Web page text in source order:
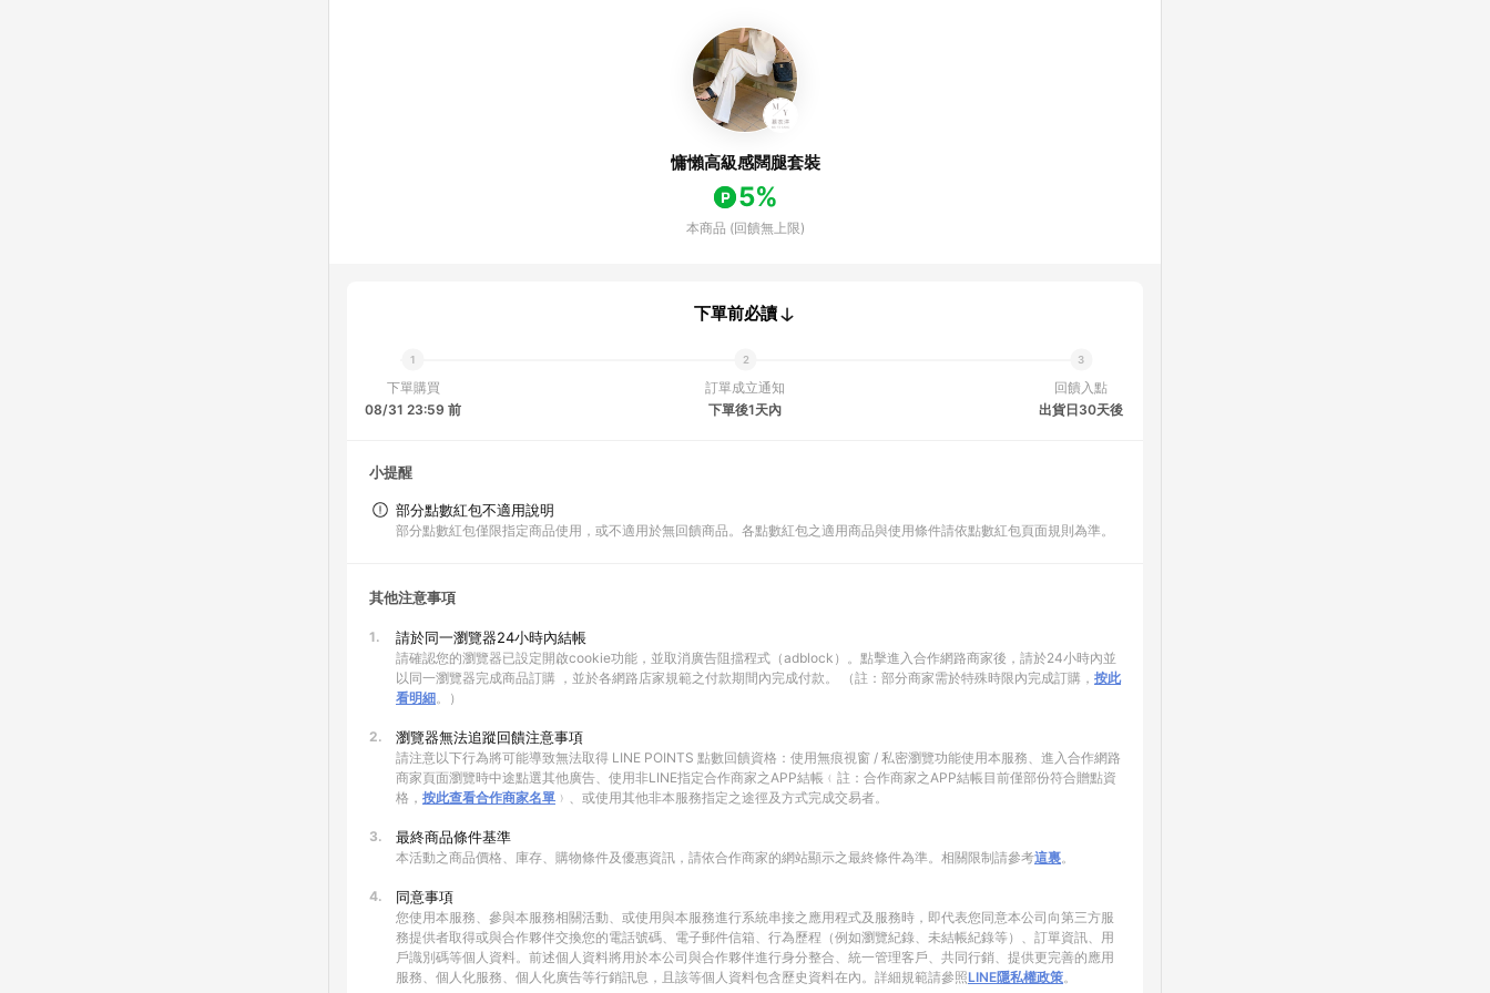
慵懶高級感闊腿套裝
5%
本商品 (回饋無上限)
下單前必讀
下單購買
08/31 23:59 前
訂單成立通知
下單後1天內
回饋入點
出貨日30天後
小提醒
部分點數紅包不適用說明
部分點數紅包僅限指定商品使用，或不適用於無回饋商品。各點數紅包之適用商品與使用條件請依點數紅包頁面規則為準。
其他注意事項
1. 請於同一瀏覽器24小時內結帳
請確認您的瀏覽器已設定開啟cookie功能，並取消廣告阻擋程式（adblock）。點擊進入合作網路商家後，請於24小時內並
以同一瀏覽器完成商品訂購 ，並於各網路店家規範之付款期間內完成付款。 （註：部分商家需於特殊時限內完成訂購， 按此
看明細。）
2. 瀏覽器無法追蹤回饋注意事項
請注意以下行為將可能導致無法取得 LINE POINTS 點數回饋資格：使用無痕視窗 / 私密瀏覽功能使用本服務、進入合作網路
商家頁面瀏覽時中途點選其他廣告、使用非LINE指定合作商家之APP結帳﹙註：合作商家之APP結帳目前僅部份符合贈點資
格， 按此查看合作商家名單 ﹚、或使用其他非本服務指定之途徑及方式完成交易者。
3. 最終商品條件基準
本活動之商品價格、庫存、購物條件及優惠資訊，請依合作商家的網站顯示之最終條件為準。相關限制請參考這裏。
4. 同意事項
您使用本服務、參與本服務相關活動、或使用與本服務進行系統串接之應用程式及服務時，即代表您同意本公司向第三方服
務提供者取得或與合作夥伴交換您的電話號碼、電子郵件信箱、行為歷程（例如瀏覽紀錄、未結帳紀錄等）、訂單資訊、用
戶識別碼等個人資料。前述個人資料將用於本公司與合作夥伴進行身分整合、統一管理客戶、共同行銷、提供更完善的應用
服務、個人化服務、個人化廣告等行銷訊息，且該等個人資料包含歷史資料在內。詳細規範請參照LINE隱私權政策。